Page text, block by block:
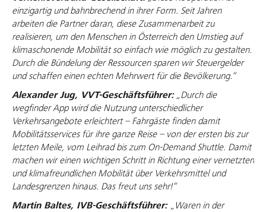
einzigartig und bahnbrechend in ihrer Form. Seit Jahren
arbeiten die Partner daran, diese Zusammenarbeit zu
realisieren, um den Menschen in Österreich den Umstieg auf
klimaschonende Mobilität so einfach wie möglich zu gestalten.
Durch die Bündelung der Ressourcen sparen wir Steuergelder
und schaffen einen echten Mehrwert für die Bevölkerung.“
Alexander Jug, VVT-Geschäftsführer:„Durch die
wegfinder App wird die Nutzung unterschiedlicher
Verkehrsangebote erleichtert – Fahrgäste finden damit
Mobilitätsservices für ihre ganze Reise – von der ersten bis zur
letzten Meile, vom Leihrad bis zum On-Demand Shuttle. Damit
machen wir einen wichtigen Schritt in Richtung einer vernetzten
und klimafreundlichen Mobilität über Verkehrsmittel und
Landesgrenzen hinaus. Das freut uns sehr!“
Martin Baltes, IVB-Geschäftsführer: „ Waren in der